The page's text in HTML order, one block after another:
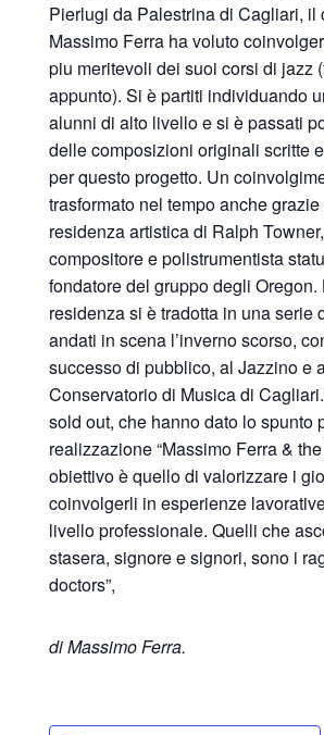
Pierlugi da Palestrina di Cagliari, il
Massimo Ferra ha voluto
piu meritevoli dei suoi corsi di jazz
appunto). Si è partiti individuando
alunni di alto livello e si è passati
delle composizioni originali scritte
per questo progetto. Un
trasformato nel tempo anche
residenza artistica di Ralph
compositore e polistrumentista
fondatore del gruppo degli Oregon.
residenza si è tradotta in una serie
andati in scena l’inverno scorso,
successo di pubblico, al Jazzino e
Conservatorio di Musica di
sold out, che hanno dato lo spunto
realizzazione “Massimo Ferra &
obiettivo è quello di valorizzare i
coinvolgerli in esperienze
livello professionale. Quelli che
stasera, signore e signori, sono i
doctors”,
di Massimo Ferra.